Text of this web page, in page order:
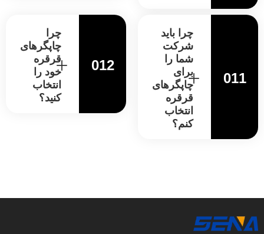
011
چرا باید
شرکت
شما را
برای
چاپگرهای
قرقره
انتخاب
کنم؟
012
چرا
چاپگرهای
قرقره
خود را
انتخاب
کنید؟